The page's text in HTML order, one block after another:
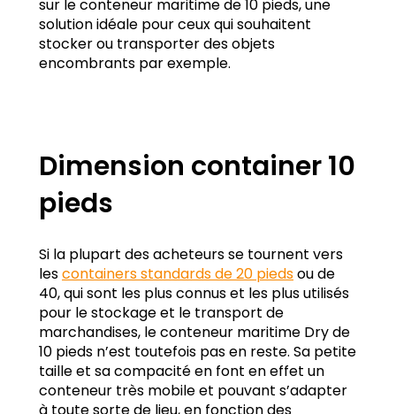
sur le conteneur maritime de 10 pieds, une
solution idéale pour ceux qui souhaitent
stocker ou transporter des objets
encombrants par exemple.
Dimension container 10
pieds
Si la plupart des acheteurs se tournent vers
lescontainers standards de 20 piedsou de
40, qui sont les plus connus et les plus utilisés
pour le stockage et le transport de
marchandises, le conteneur maritime Dry de
10 pieds n’est toutefois pas en reste. Sa petite
taille et sa compacité en font en effet un
conteneur très mobile et pouvant s’adapter